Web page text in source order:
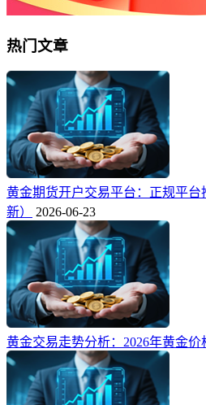
热门文章
黄金期货开户交易平台：正规平台
新）
2026-06-23
黄金交易走势分析：2026年黄金价